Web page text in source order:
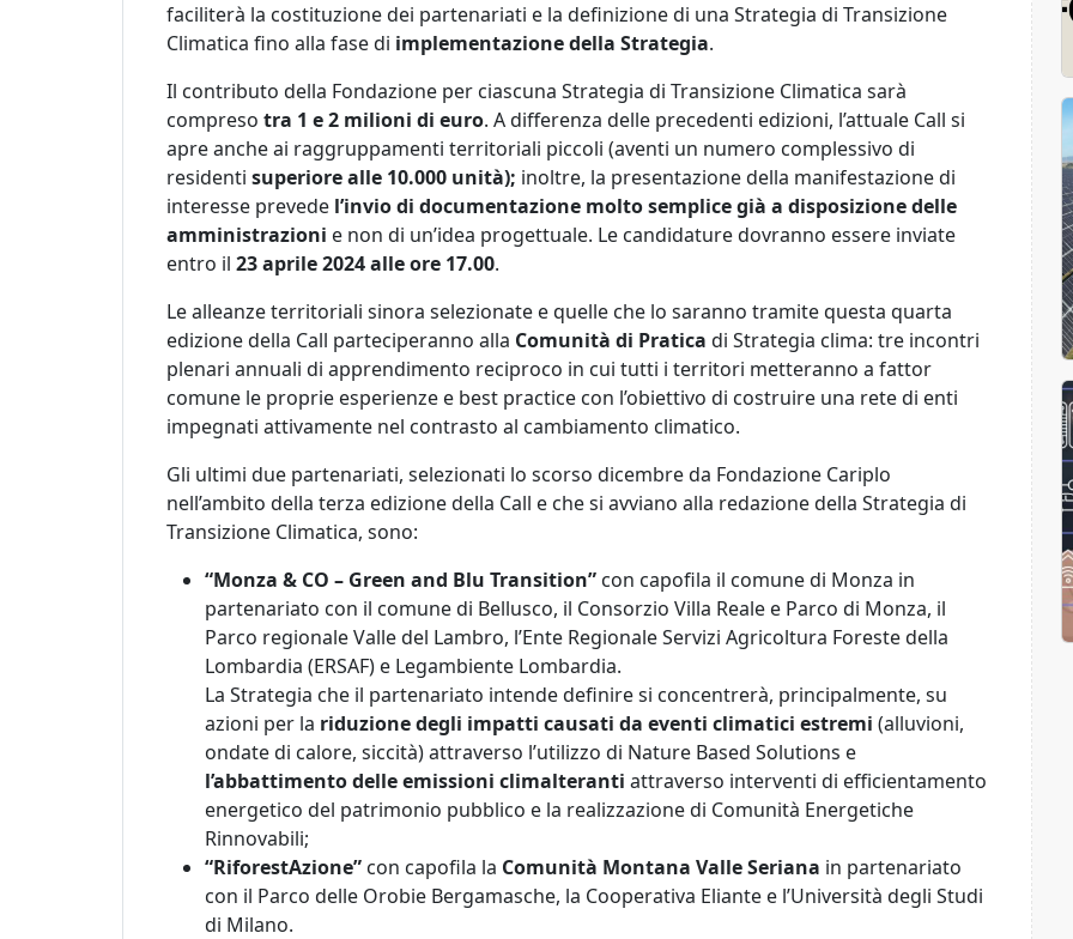
faciliterà la costituzione dei partenariati e la definizione di una Strategia di Transizione
Climatica fino alla fase di implementazione della Strategia.
Il contributo della Fondazione per ciascuna Strategia di Transizione Climatica sarà
compreso tra 1 e 2 milioni di euro. A differenza delle precedenti edizioni, l’attuale Call si
apre anche ai raggruppamenti territoriali piccoli (aventi un numero complessivo di
residenti superiore alle 10.000 unità); inoltre, la presentazione della manifestazione di
interesse prevede l’invio di documentazione molto semplice già a disposizione delle
amministrazioni e non di un’idea progettuale. Le candidature dovranno essere inviate
entro il 23 aprile 2024 alle ore 17.00.
Le alleanze territoriali sinora selezionate e quelle che lo saranno tramite questa quarta
edizione della Call parteciperanno alla Comunità di Pratica di Strategia clima: tre incontri
plenari annuali di apprendimento reciproco in cui tutti i territori metteranno a fattor
comune le proprie esperienze e best practice con l’obiettivo di costruire una rete di enti
impegnati attivamente nel contrasto al cambiamento climatico.
Gli ultimi due partenariati, selezionati lo scorso dicembre da Fondazione Cariplo
nell’ambito della terza edizione della Call e che si avviano alla redazione della Strategia di
Transizione Climatica, sono:
“Monza & CO – Green and Blu Transition” con capofila il comune di Monza in
partenariato con il comune di Bellusco, il Consorzio Villa Reale e Parco di Monza, il
Parco regionale Valle del Lambro, l’Ente Regionale Servizi Agricoltura Foreste della
Lombardia (ERSAF) e Legambiente Lombardia.
La Strategia che il partenariato intende definire si concentrerà, principalmente, su
azioni per la riduzione degli impatti causati da eventi climatici estremi (alluvioni,
ondate di calore, siccità) attraverso l’utilizzo di Nature Based Solutions e
l’abbattimento delle emissioni climalteranti attraverso interventi di efficientamento
energetico del patrimonio pubblico e la realizzazione di Comunità Energetiche
Rinnovabili;
“RiforestAzione” con capofila la Comunità Montana Valle Seriana in partenariato
con il Parco delle Orobie Bergamasche, la Cooperativa Eliante e l’Università degli Studi
di Milano.